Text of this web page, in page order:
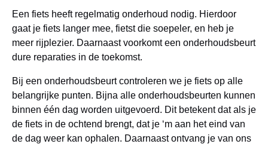
Een fiets heeft regelmatig onderhoud nodig. Hierdoor
gaat je fiets langer mee, fietst die soepeler, en heb je
meer rijplezier. Daarnaast voorkomt een onderhoudsbeurt
dure reparaties in de toekomst.
Bij een onderhoudsbeurt controleren we je fiets op alle
belangrijke punten. Bijna alle onderhoudsbeurten kunnen
binnen één dag worden uitgevoerd. Dit betekent dat als je
de fiets in de ochtend brengt, dat je ‘m aan het eind van
de dag weer kan ophalen. Daarnaast ontvang je van ons